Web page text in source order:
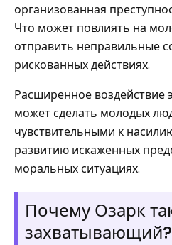
организованная
Что может повлиять на
отправить неправильные
рискованных действиях.
Расширенное воздействие
может сделать молодых
чувствительными к
развитию искаженных
моральных ситуациях.
Почему Озарк
захватывающий?